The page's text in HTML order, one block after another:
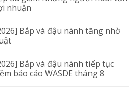
nhuận
Bắp và đậu nành tăng nhờ
Bắp và đậu nành tiếp tục
báo cáo WASDE tháng 8